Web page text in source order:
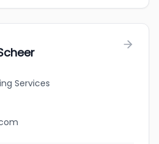
Services